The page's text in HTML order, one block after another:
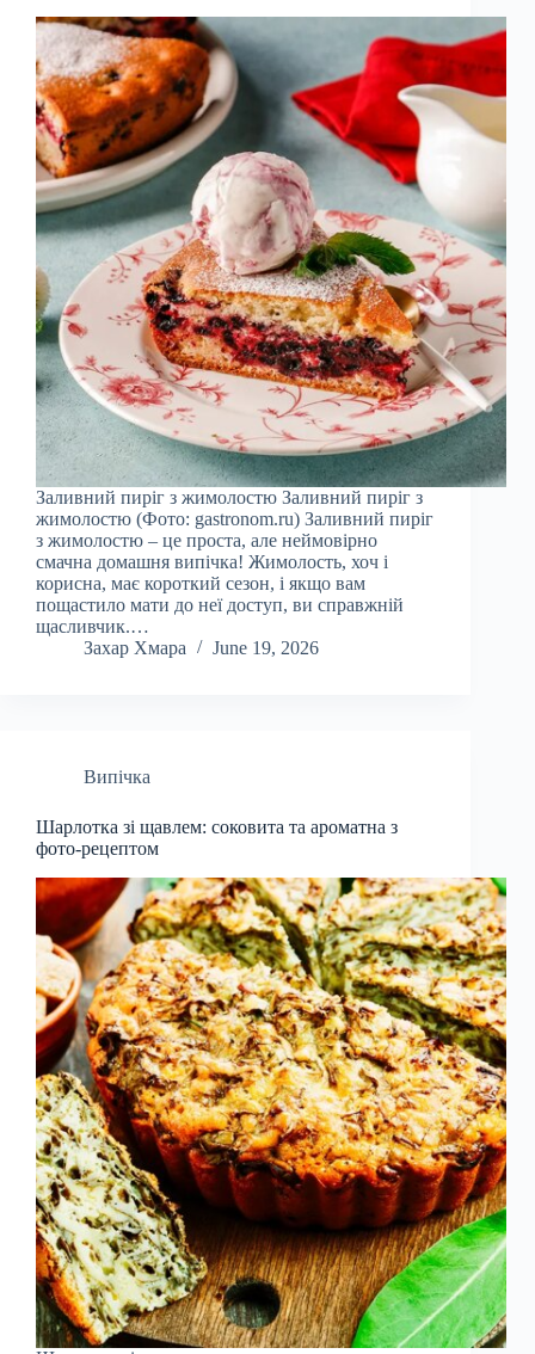
Заливний пиріг з жимолостю Заливний пиріг з
жимолостю (Фото: gastronom.ru) Заливний пиріг
з жимолостю – це проста, але неймовірно
смачна домашня випічка! Жимолость, хоч і
корисна, має короткий сезон, і якщо вам
пощастило мати до неї доступ, ви справжній
щасливчик.…
Захар Хмара
June 19, 2026
Випічка
Шарлотка зі щавлем: соковита та ароматна з
фото-рецептом